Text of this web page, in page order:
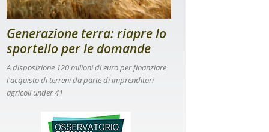
Generazione terra: riapre lo
sportello per le domande
A disposizione 120 milioni di euro per finanziare
l'acquisto di terreni da parte di imprenditori
agricoli under 41